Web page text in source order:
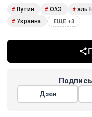
# Путин # ОАЭ # аль
# Украина ЕЩЕ +3
Дзен